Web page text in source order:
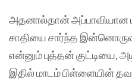
அதனால்தான் அப்பாவியான
சாதியை சார்ந்த
என்னும் புத்தன் குட்டியை,
இதில் மாடம் பிள்ளையின்